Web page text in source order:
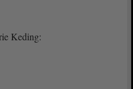
Keding: